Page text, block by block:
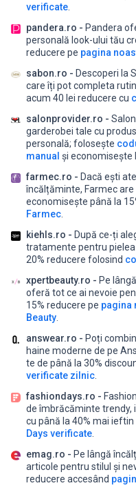
verificate
pandera.ro - Pandera
personală look-ului tău
reducere pe pagina
sabon.ro - Descoperi la
care îți pot completa
acum 40 lei reducere cu
salonprovider.ro -
garderobei tale cu
personală; folosește
manual și economisește
farmec.ro - Dacă ești
încălțăminte, Farmec
economisește până la
Farmec
kiehls.ro - După ce-ți
tratamente pentru pielea
20% reducere folosind
xpertbeauty.ro - Pe
oferă tot ce ai nevoie
15% reducere pe pagina
Beauty
answear.ro - Poți
haine moderne de pe
te de până la 30%
verificate zilnic
fashiondays.ro -
de îmbrăcăminte trendy,
cu până la 40% mai
Days verificate
emag.ro - Pe lângă
articole pentru stilul și
reducere accesând